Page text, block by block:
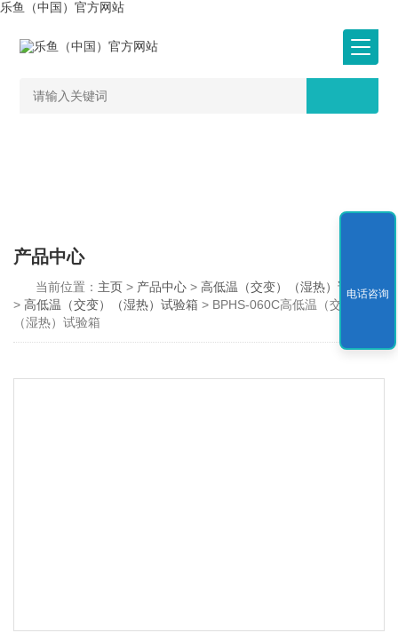
乐鱼（中国）官方网站
产品中心
当前位置： 主页> 产品中心 >高低温（交变）（湿热）试验箱
>高低温（交变）（湿热）试验箱 > BPHS-060C高低温（交变）
（湿热）试验箱
电话咨询